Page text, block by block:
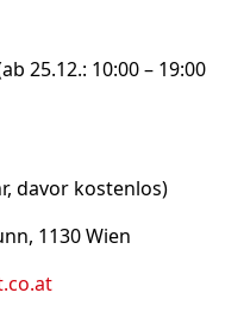
25.12.: 10:00 – 19:00
davor kostenlos)
1130 Wien